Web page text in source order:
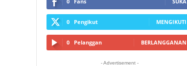
0 Pengikut MENGIKUTI
0 Pelanggan BERLANGGANAN
- Advertisement -